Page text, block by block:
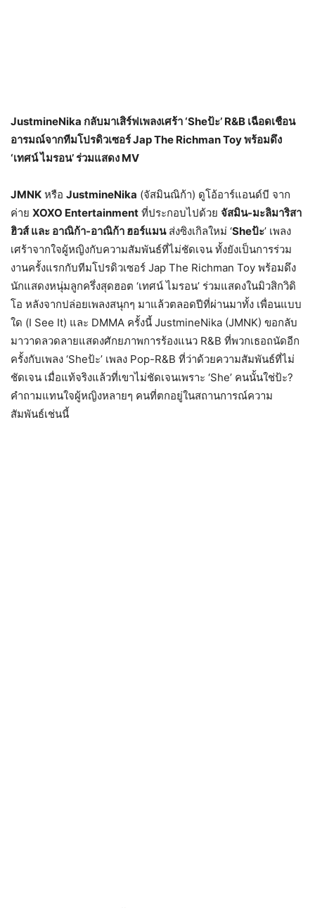
JustmineNika กลับมาเสิร์ฟเพลงเศร้า ‘Sheป้ะ’ R&B เฉือดเชือน
อารมณ์จากทีมโปรดิวเซอร์ Jap The Richman Toy พร้อมดึง
‘เทศน์ ไมรอน’ ร่วมแสดง MV
JMNK หรือ JustmineNika (จัสมินณิก้า) ดูโอ้อาร์แอนด์บี จาก
ค่าย XOXO Entertainment ที่ประกอบไปด้วย จัสมิน-มะลิมาริสา
ฮิวส์ และ อาณิก้า-อาณิก้า ฮอร์แมนส่งซิงเกิลใหม่ ‘Sheป้ะ’ เพลง
เศร้าจากใจผู้หญิงกับความสัมพันธ์ที่ไม่ชัดเจน ทั้งยังเป็นการร่วม
งานครั้งแรกกับทีมโปรดิวเซอร์ Jap The Richman Toy พร้อมดึง
นักแสดงหนุ่มลูกครึ่งสุดฮอต ‘เทศน์ ไมรอน’ ร่วมแสดงในมิวสิกวิดิ
โอ หลังจากปล่อยเพลงสนุกๆ มาแล้วตลอดปีที่ผ่านมาทั้ง เพื่อนแบบ
ใด (I See It) และ DMMA ครั้งนี้ JustmineNika (JMNK) ขอกลับ
มาวาดลวดลายแสดงศักยภาพการร้องแนว R&B ที่พวกเธอถนัดอีก
ครั้งกับเพลง ‘Sheป้ะ’ เพลง Pop-R&B ที่ว่าด้วยความสัมพันธ์ที่ไม่
ชัดเจน เมื่อแท้จริงแล้วที่เขาไม่ชัดเจนเพราะ ‘She’ คนนั้นใช่ป้ะ?
คำถามแทนใจผู้หญิงหลายๆ คนที่ตกอยู่ในสถานการณ์ความ
สัมพันธ์เช่นนี้